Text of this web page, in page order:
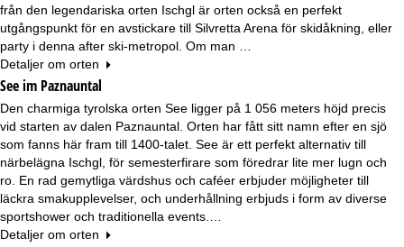
från den legendariska orten Ischgl är orten också en perfekt
utgångspunkt för en avstickare till Silvretta Arena för skidåkning, eller
party i denna after ski-metropol. Om man …
Detaljer om orten
See im Paznauntal
Den charmiga tyrolska orten See ligger på 1 056 meters höjd precis
vid starten av dalen Paznauntal. Orten har fått sitt namn efter en sjö
som fanns här fram till 1400-talet. See är ett perfekt alternativ till
närbelägna Ischgl, för semesterfirare som föredrar lite mer lugn och
ro. En rad gemytliga värdshus och caféer erbjuder möjligheter till
läckra smakupplevelser, och underhållning erbjuds i form av diverse
sportshower och traditionella events.…
Detaljer om orten